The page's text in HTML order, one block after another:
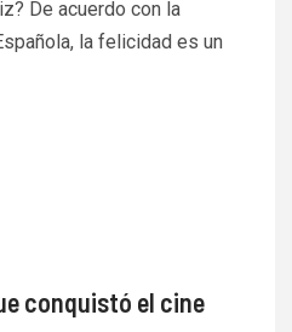
De acuerdo con la
la felicidad es un
conquistó el cine